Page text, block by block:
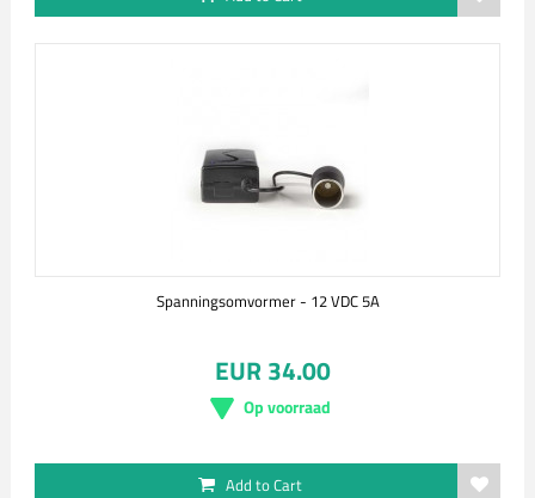
Spanningsomvormer - 12 VDC 5A
EUR 34.00
Op voorraad
Add to Cart